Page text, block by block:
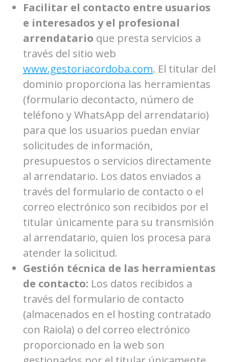
Facilitar el contacto entre usuarios
e interesados y el profesional
arrendatario que presta servicios a
través del sitio web
www.gestoriacordoba.com. El titular del
dominio proporciona las herramientas
(formulario decontacto, número de
teléfono y WhatsApp del arrendatario)
para que los usuarios puedan enviar
solicitudes de información,
presupuestos o servicios directamente
al arrendatario. Los datos enviados a
través del formulario de contacto o el
correo electrónico son recibidos por el
titular únicamente para su transmisión
al arrendatario, quien los procesa para
atender la solicitud.
Gestión técnica de las herramientas
de contacto: Los datos recibidos a
través del formulario de contacto
(almacenados en el hosting contratado
con Raiola) o del correo electrónico
proporcionado en la web son